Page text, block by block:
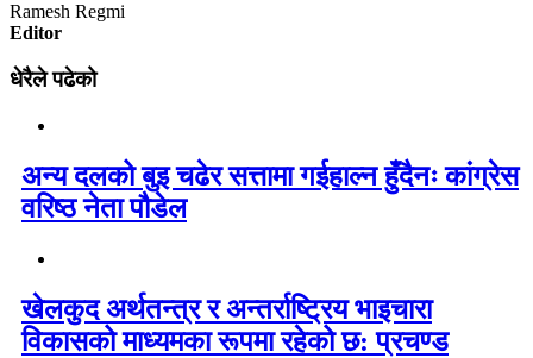
Ramesh Regmi
Editor
धेरैले पढेको
अन्य दलको बुइ चढेर सत्तामा गईहाल्न हुँदैनः कांग्रेस
वरिष्ठ नेता पौडेल
खेलकुद अर्थतन्त्र र अन्तर्राष्ट्रिय भाइचारा
विकासको माध्यमका रूपमा रहेको छ: प्रचण्ड